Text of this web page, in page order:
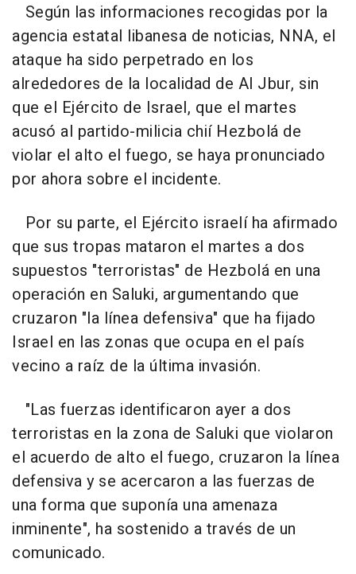
Según las informaciones recogidas por la
agencia estatal libanesa de noticias, NNA, el
ataque ha sido perpetrado en los
alrededores de la localidad de Al Jbur, sin
que el Ejército de Israel, que el martes
acusó al partido-milicia chií Hezbolá de
violar el alto el fuego, se haya pronunciado
por ahora sobre el incidente.
Por su parte, el Ejército israelí ha afirmado
que sus tropas mataron el martes a dos
supuestos "terroristas" de Hezbolá en una
operación en Saluki, argumentando que
cruzaron "la línea defensiva" que ha fijado
Israel en las zonas que ocupa en el país
vecino a raíz de la última invasión.
"Las fuerzas identificaron ayer a dos
terroristas en la zona de Saluki que violaron
el acuerdo de alto el fuego, cruzaron la línea
defensiva y se acercaron a las fuerzas de
una forma que suponía una amenaza
inminente", ha sostenido a través de un
comunicado.